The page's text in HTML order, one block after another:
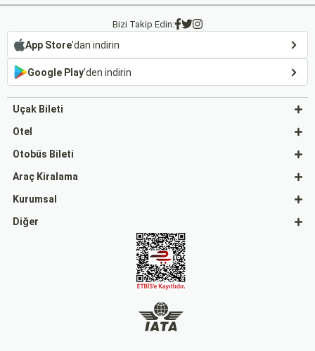
Bizi Takip Edin:
App Store'dan indirin
Google Play'den indirin
Uçak Bileti
Otel
Otobüs Bileti
Araç Kiralama
Kurumsal
Diğer